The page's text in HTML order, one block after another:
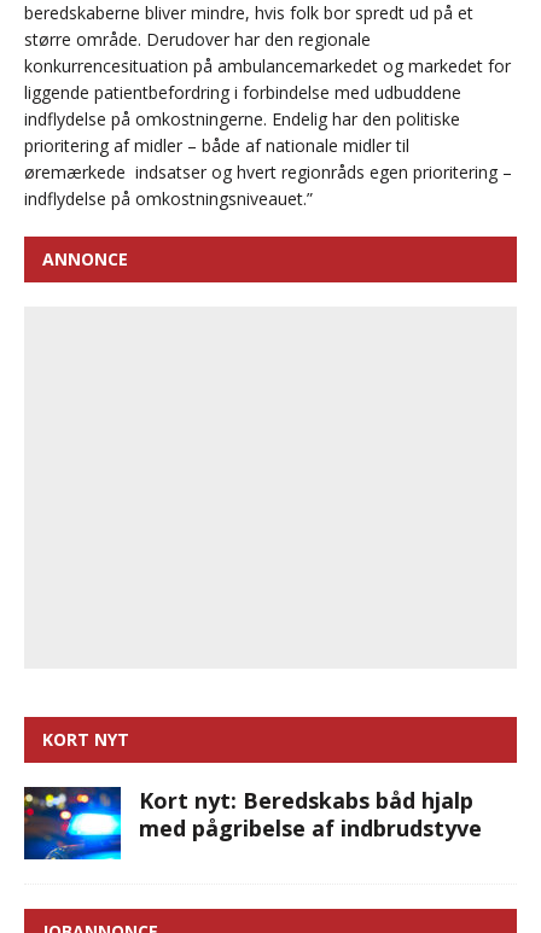
beredskaberne bliver mindre, hvis folk bor spredt ud på et
større område. Derudover har den regionale
konkurrencesituation på ambulancemarkedet og markedet for
liggende patientbefordring i forbindelse med udbuddene
indflydelse på omkostningerne. Endelig har den politiske
prioritering af midler – både af nationale midler til
øremærkede indsatser og hvert regionråds egen prioritering –
indflydelse på omkostningsniveauet.”
ANNONCE
KORT NYT
Kort nyt: Beredskabs båd hjalp
med pågribelse af indbrudstyve